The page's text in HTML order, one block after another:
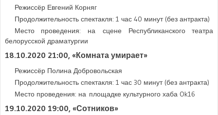
Режиссёр Евгений Корняг
Продолжительность спектакля: 1 час 40 минут (без антракта)
Место проведения: на сцене Республиканского театра
белорусской драматургии
18.10.2020 21:00, «Комната умирает»
Режиссёр Полина Добровольская
Продолжительность спектакля: 1 час 30 минут (без антракта)
Место проведения: на площадке культурного хаба Ok16
19.10.2020 19:00, «Сотников»